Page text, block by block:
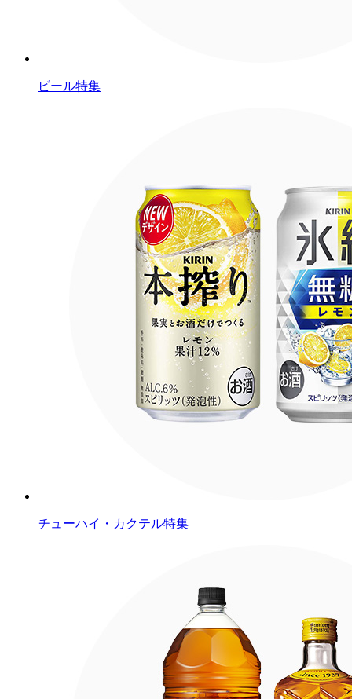
ビール特集
チューハイ・カクテル特集